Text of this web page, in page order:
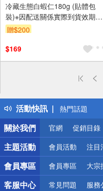
冷藏生態白蝦仁180g (貼體包
裝)※因配送關係實際到貨效期約
1天
贈$200
$169
活動快訊
偏遠地區配送
得獎公告
熱門話題
銀行優惠
偏遠地區配送
詐騙網頁！
關於我們
官網 促銷目錄
主題活動 會員活動 注目
會員專區 會員專區 大宗
客服中心 常見問題 服務